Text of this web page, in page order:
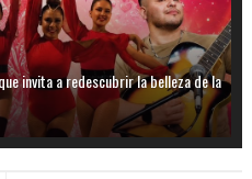
invita a redescubrir la belleza de la